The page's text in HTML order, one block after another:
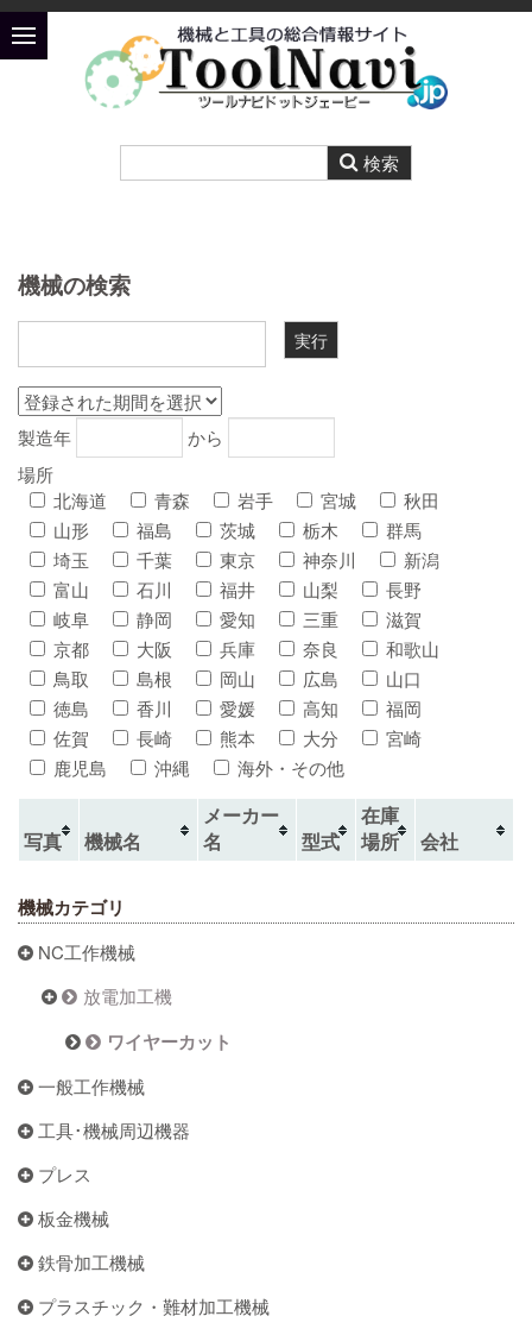
機械の検索
製造年
から
場所
北海道
青森 岩手 宮城
秋田
山形
福島 茨城 栃木
群馬
埼玉
千葉 東京 神奈川
新潟
富山
石川 福井 山梨
長野
岐阜
静岡 愛知 三重
滋賀
京都
大阪 兵庫 奈良
和歌山
鳥取
島根 岡山 広島
山口
徳島
香川 愛媛 高知
福岡
佐賀
長崎 熊本 大分
宮崎
鹿児島
沖縄 海外・その他
写真 機械名
メーカー
名
型式
在庫
場所
会社
機械カテゴリ
NC工作機械
放電加工機
ワイヤーカット
一般工作機械
工具･機械周辺機器
プレス
板金機械
鉄骨加工機械
プラスチック・難材加工機械